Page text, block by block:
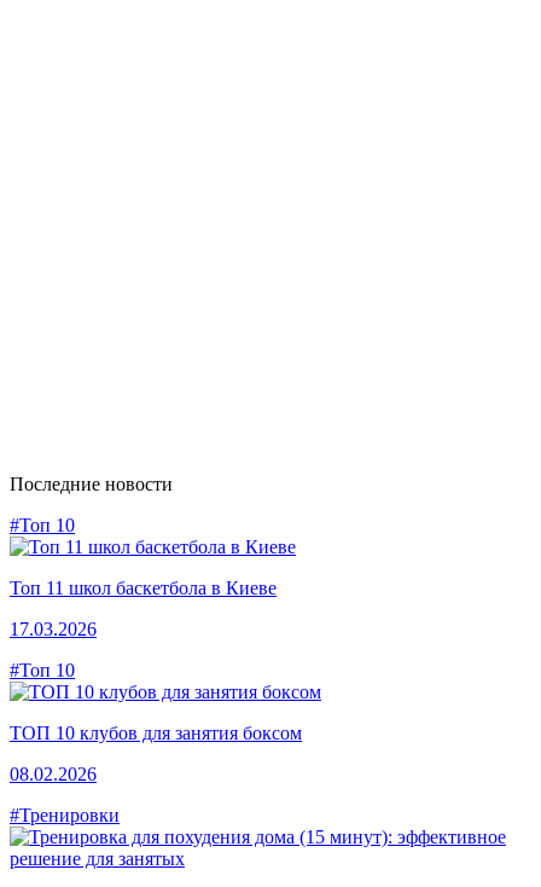
Последние новости
#Топ 10
Топ 11 школ баскетбола в Киеве
17.03.2026
#Топ 10
ТОП 10 клубов для занятия боксом
08.02.2026
#Тренировки